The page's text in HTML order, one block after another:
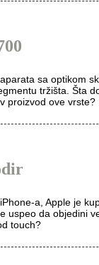
sa optikom
tržišta. Šta
proizvod ove vrste?
a, Apple je
uspeo da objedini
touch?